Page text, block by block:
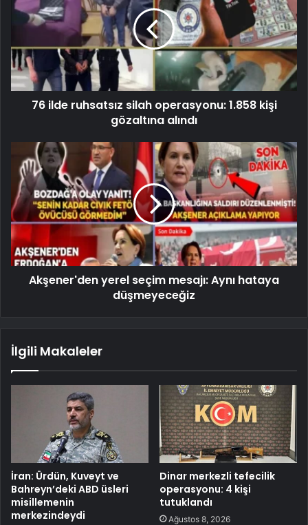
76 ilde ruhsatsız silah operasyonu: 1.858 kişi
gözaltına alındı
Akşener'den yerel seçim mesajı: Aynı hataya
düşmeyeceğiz
İlgili Makaleler
İran: Ürdün, Kuveyt ve
Bahreyn’deki ABD üsleri
misillemenin
merkezindeydi
Dinar merkezli tefecilik
operasyonu: 4 kişi
tutuklandı
Ağustos 8, 2026